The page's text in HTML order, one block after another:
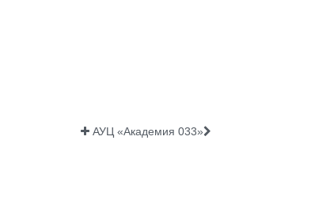
АУЦ «Академия 033»